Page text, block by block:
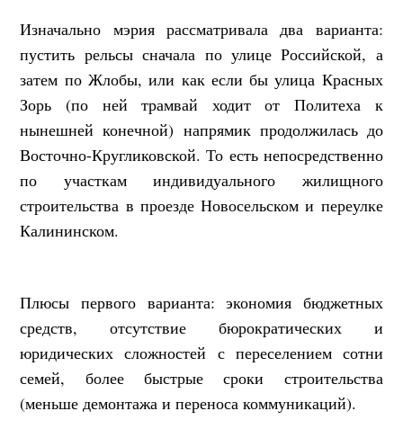
Изначально мэрия рассматривала два варианта:
пустить рельсы сначала по улице Российской, а
затем по Жлобы, или как если бы улица Красных
Зорь (по ней трамвай ходит от Политеха к
нынешней конечной) напрямик продолжилась до
Восточно-Кругликовской. То есть непосредственно
по участкам индивидуального жилищного
строительства в проезде Новосельском и переулке
Калининском.
Плюсы первого варианта: экономия бюджетных
средств, отсутствие бюрократических и
юридических сложностей с переселением сотни
семей, более быстрые сроки строительства
(меньше демонтажа и переноса коммуникаций).